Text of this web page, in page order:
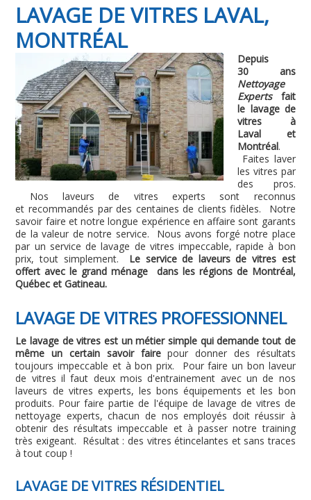
LAVAGE DE VITRES LAVAL,
MONTRÉAL
Depuis
30 ans
Nettoyage
Expertsfait
le lavage de
vitres à
Laval et
Montréal.
Faites laver
les vitres par
des pros.
Nos laveurs de vitres experts sont reconnus
et recommandés par des centaines de clients fidèles. Notre
savoir faire et notre longue expérience en affaire sont garants
de la valeur de notre service. Nous avons forgé notre place
par un service de lavage de vitres impeccable, rapide à bon
prix, tout simplement.
Le service de laveurs de vitres est
offert avec le grand ménage dans les régions de Montréal,
Québec et Gatineau.
LAVAGE DE VITRES PROFESSIONNEL
Le lavage de vitres est un métier simple qui demande tout de
même un certain savoir fairepour donner des résultats
toujours impeccable et à bon prix. Pour faire un bon laveur
de vitres il faut deux mois d'entrainement avec un de nos
laveurs de vitres experts, les bons équipements et les bon
produits. Pour faire partie de l'équipe de lavage de vitres de
nettoyage experts, chacun de nos employés doit réussir à
obtenir des résultats impeccable et à passer notre training
très exigeant. Résultat : des vitres étincelantes et sans traces
à tout coup !
LAVAGE DE VITRES RÉSIDENTIEL